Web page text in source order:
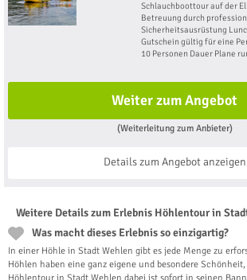
Schlauchboottour auf der
Betreuung durch
Sicherheitsausrüstung
Gutschein gültig für eine
10 Personen Dauer Plane
Weiter zum Angebot
(Weiterleitung zum Anbieter)
Details zum Angebotanzeigen
Weitere Details zum Erlebnis Höhlentour in
Was macht dieses Erlebnis so einzigartig?
In einer Höhle in Stadt Wehlen gibt es jede Menge zu
Höhlen haben eine ganz eigene und besondere